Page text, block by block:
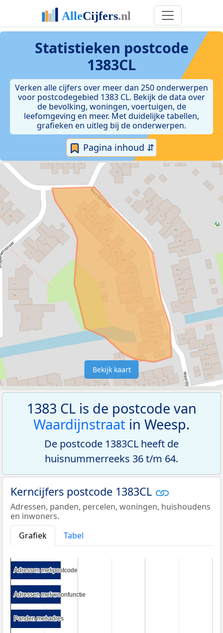
Statistieken postcode
1383CL
Verken alle cijfers over meer dan 250 onderwerpen
voor postcodegebied 1383 CL. Bekijk de data over
de bevolking, woningen, voertuigen, de
leefomgeving en meer. Met duidelijke tabellen,
grafieken en uitleg bij de onderwerpen.
Pagina inhoud ⇵
Bekijk kaart
1383 CL is de postcode van
Waardijnstraat in Weesp.
De postcode 1383CL heeft de
huisnummerreeks 36 t/m 64.
Kerncijfers postcode 1383CL
Adressen, panden, percelen, woningen, huishoudens
en inwoners.
Grafiek
Tabel
Adressen met postcode
Adressen met postcode
Adressen met woonfunctie
Adressen met woonfunctie
Panden met adres
Panden met adres